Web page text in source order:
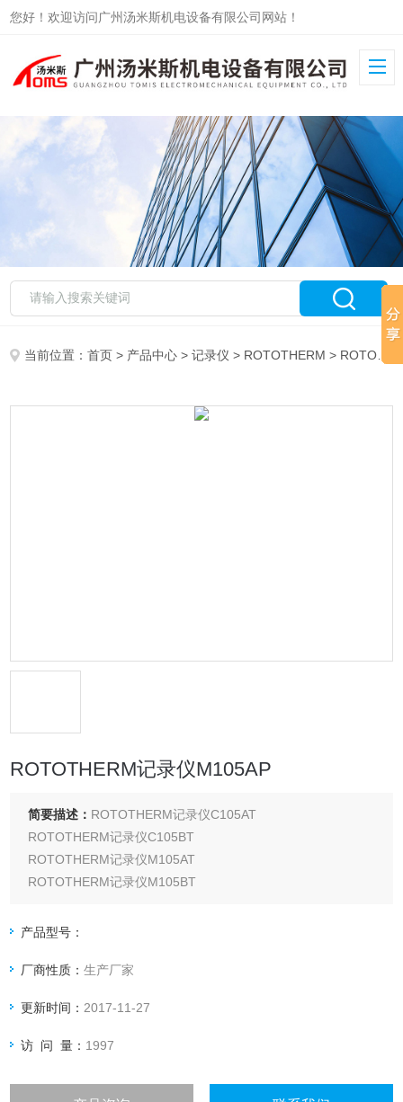
您好！欢迎访问广州汤米斯机电设备有限公司网站！
当前位置：首页 > 产品中心 >记录仪 > ROTOTHERM > ROTOTHERM记录仪M105AP
ROTOTHERM记录仪M105AP
简要描述： ROTOTHERM记录仪C105AT
ROTOTHERM记录仪C105BT
ROTOTHERM记录仪M105AT
ROTOTHERM记录仪M105BT
ROTOTHERM记录仪C105BP
ROTOTHERM记录仪M105BP
产品型号：
厂商性质：生产厂家
更新时间： 2017-11-27
访 问 量： 1997